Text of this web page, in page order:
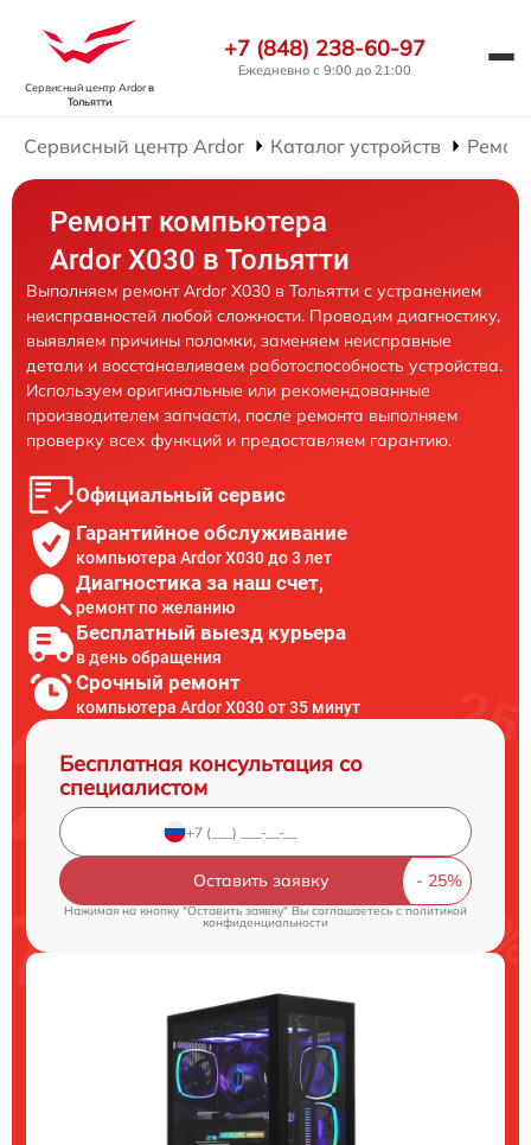
Сервисный центр Ardorв
Тольятти
+7 (848) 238-60-97
Ежедневно с 9:00 до 21:00
Сервисный центр Ardor Каталог устройств
Ремонт компьютера
Ardor X030 в Тольятти
Выполняем ремонт Ardor X030 в Тольятти с устранением
неисправностей любой сложности. Проводим диагностику,
выявляем причины поломки, заменяем неисправные
детали и восстанавливаем работоспособность устройства.
Используем оригинальные или рекомендованные
производителем запчасти, после ремонта выполняем
проверку всех функций и предоставляем гарантию.
Официальный сервис
Гарантийное обслуживание
компьютера Ardor X030 до 3 лет
Диагностика за наш счет,
ремонт по желанию
Бесплатный выезд курьера
в день обращения
Срочный ремонт
компьютера Ardor X030 от 35 минут
Бесплатная консультация со
специалистом
Оставить заявку
Нажимая на кнопку "Оставить заявку" Вы соглашаетесь cполитикой
конфиденциальности